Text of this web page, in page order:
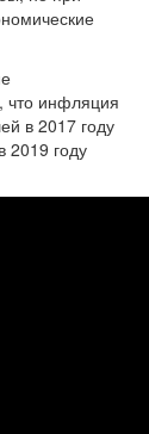
что инфляция
в 2017 году
2019 году